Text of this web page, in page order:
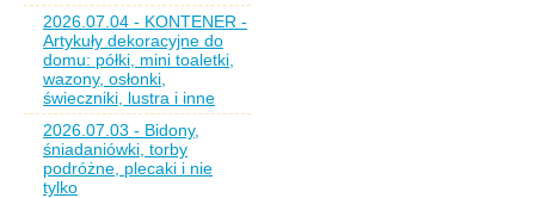
2026.07.04 - KONTENER -
Artykuły dekoracyjne do
domu: półki, mini toaletki,
wazony, osłonki,
świeczniki, lustra i inne
2026.07.03 - Bidony,
śniadaniówki, torby
podróżne, plecaki i nie
tylko